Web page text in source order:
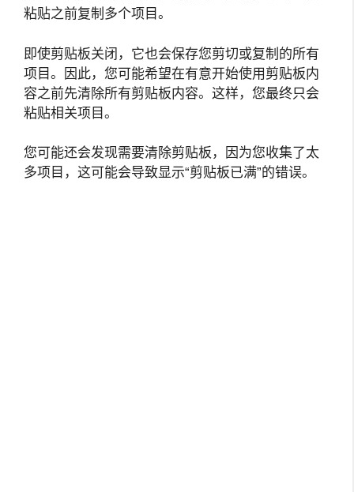
粘贴之前复制多个项目。
即使剪贴板关闭，它也会保存您剪切或复制的所有
项目。因此，您可能希望在有意开始使用剪贴板内
容之前先清除所有剪贴板内容。这样，您最终只会
粘贴相关项目。
您可能还会发现需要清除剪贴板，因为您收集了太
多项目，这可能会导致显示“剪贴板已满”的错误。